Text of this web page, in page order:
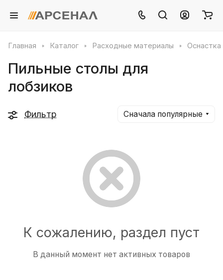
Главная Каталог Расходные материалы
Пильные столы для
лобзиков
Фильтр Сначала популярные
К сожалению, раздел пуст
В данный момент нет активных товаров